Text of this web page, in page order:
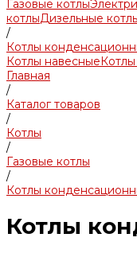
Газовые котлы
котлыДизельные
/
Котлы
Котлы навесные
Главная
/
Каталог товаров
/
Котлы
/
Газовые котлы
/
Котлы
Котлы